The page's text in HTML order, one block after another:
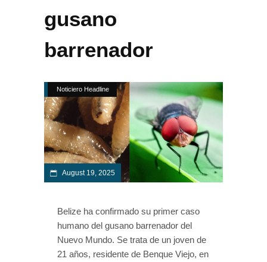
gusano
barrenador
Noticiero Headline
August 19, 2025
Belize ha confirmado su primer caso
humano del gusano barrenador del
Nuevo Mundo. Se trata de un joven de
21 años, residente de Benque Viejo, en